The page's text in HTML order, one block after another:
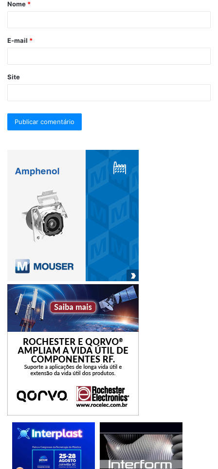
Nome *
E-mail *
Site